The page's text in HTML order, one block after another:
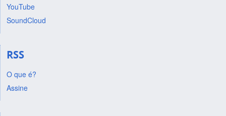
YouTube
SoundCloud
RSS
O que é?
Assine